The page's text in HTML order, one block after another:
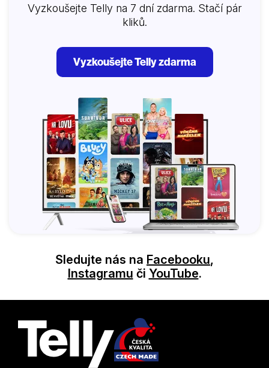
Vyzkoušejte Telly na 7 dní zdarma. Stačí pár
kliků.
Vyzkoušejte Telly zdarma
Sledujte nás na Facebooku,
Instagramu či YouTube.